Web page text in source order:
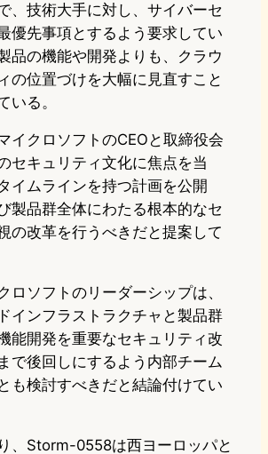
、技術大手に対し、サイバーセ
優先事項とするよう要求してい
品の機能や開発よりも、クラウ
の位置づけを大幅に見直すこと
いる。
イクロソフトのCEOと取締役会
セキュリティ文化に焦点を当
イムラインを持つ計画を公開
製品群全体にわたる根本的なセ
の改革を行うべきだと提案して
ロソフトのリーダーシップは、
インフラストラクチャと製品群
能開発を重要なセキュリティ改
で後回しにするよう内部チーム
も検討すべきだと結論付けてい
、Storm-0558は西ヨーロッパと